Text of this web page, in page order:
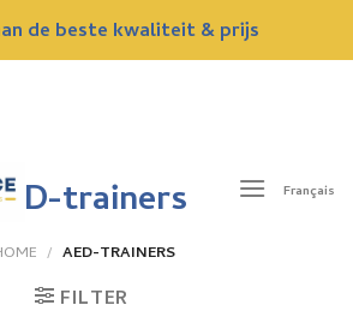
de beste kwaliteit & prijs
Français
trainers
/ AED-TRAINERS
FILTER